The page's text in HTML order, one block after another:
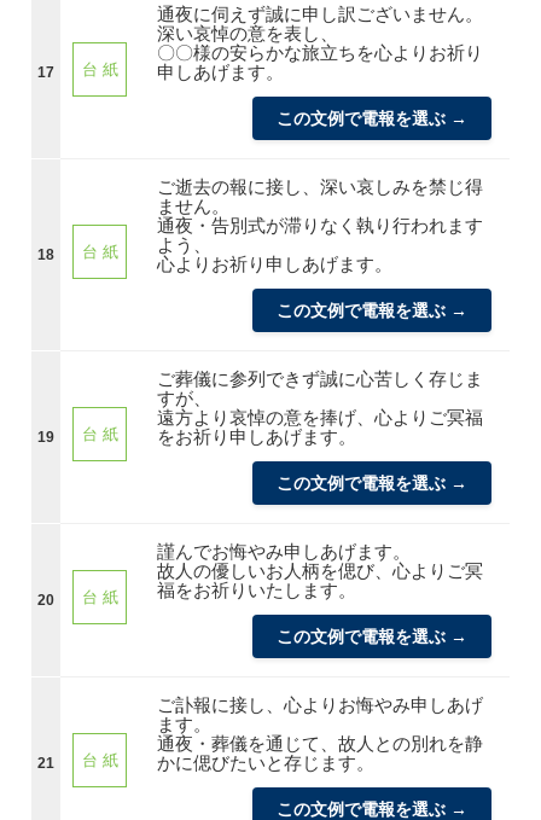
17 台 紙
通夜に伺えず誠に申し訳ございません。
深い哀悼の意を表し、
〇〇様の安らかな旅立ちを心よりお祈り
申しあげます。
この文例で電報を選ぶ →
18 台 紙
ご逝去の報に接し、深い哀しみを禁じ得
ません。
通夜・告別式が滞りなく執り行われます
よう、
心よりお祈り申しあげます。
この文例で電報を選ぶ →
19 台 紙
ご葬儀に参列できず誠に心苦しく存じま
すが、
遠方より哀悼の意を捧げ、心よりご冥福
をお祈り申しあげます。
この文例で電報を選ぶ →
20 台 紙
謹んでお悔やみ申しあげます。
故人の優しいお人柄を偲び、心よりご冥
福をお祈りいたします。
この文例で電報を選ぶ →
21 台 紙
ご訃報に接し、心よりお悔やみ申しあげ
ます。
通夜・葬儀を通じて、故人との別れを静
かに偲びたいと存じます。
この文例で電報を選ぶ →